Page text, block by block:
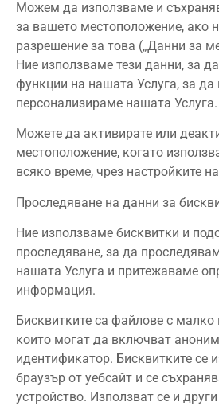
Можем да използваме и
за вашето местоположение, ако
разрешение за това („Данни за
Ние използваме тези данни, за
функции на нашата Услуга, за
персонализираме нашата Услуга.
Можете да активирате или
местоположение, когато
всяко време, чрез настройките
Проследяване на данни за
Ние използваме бисквитки и
проследяване, за да
нашата Услуга и притежаваме
информация.
Бисквитките са файлове с малко
които могат да включват
идентификатор. Бисквитките се
браузър от уебсайт и се
устройство. Използват се и